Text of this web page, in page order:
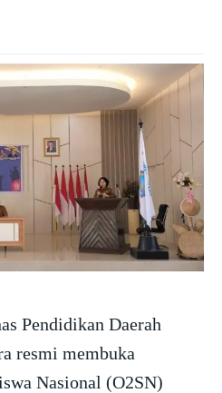
Pendidikan Daerah
resmi membuka
Nasional (O2SN)